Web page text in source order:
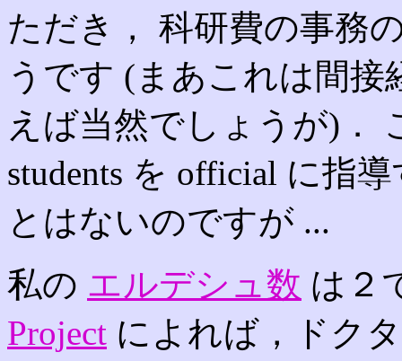
ただき， 科研費の事務
うです (まあこれは間
えば当然でしょうが)．
students を official に指
とはないのですが ...
私の エルデシュ数 は２
Project によれば，ドク